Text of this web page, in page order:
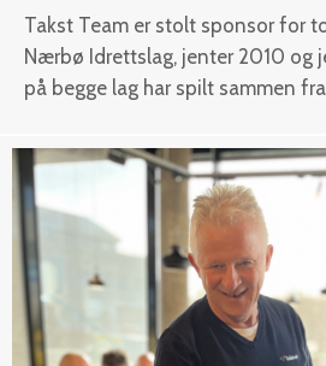
Takst Team er stolt sponsor for
Nærbø Idrettslag, jenter 2010 og
på begge lag har spilt sammen